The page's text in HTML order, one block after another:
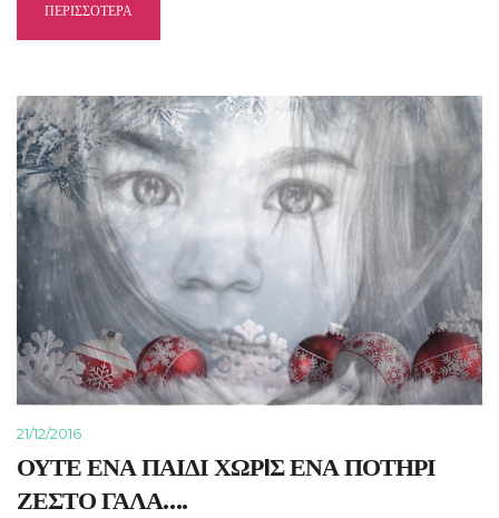
ΠΕΡΙΣΣΟΤΕΡΑ
21/12/2016
ΟΥΤΕ ΕΝΑ ΠΑΙΔΙ ΧΩΡIΣ ΕΝΑ ΠΟΤΗΡΙ
ΖΕΣΤΟ ΓΑΛΑ….